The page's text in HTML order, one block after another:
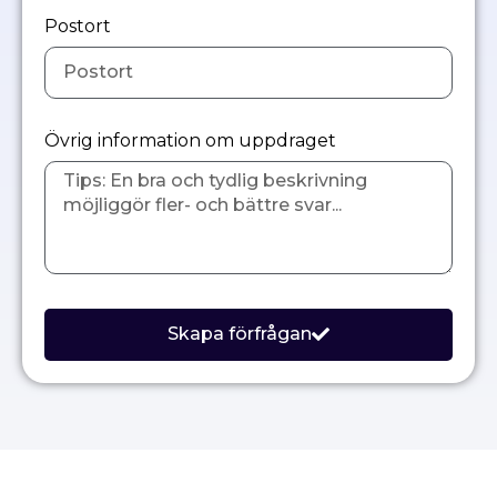
Postort
Övrig information om uppdraget
Skapa förfrågan